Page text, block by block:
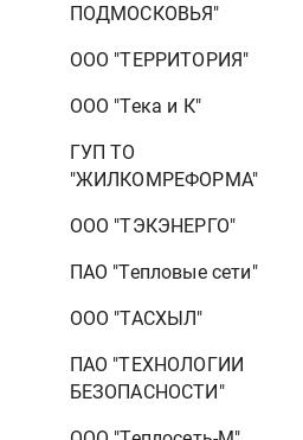
ПОДМОСКОВЬЯ"
ООО "ТЕРРИТОРИЯ"
ООО "Тека и К"
ГУП ТО
"ЖИЛКОМРЕФОРМА"
ООО "ТЭКЭНЕРГО"
ПАО "Тепловые сети"
ООО "ТАСХЫЛ"
ПАО "ТЕХНОЛОГИИ
БЕЗОПАСНОСТИ"